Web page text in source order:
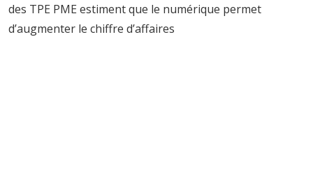
des TPE PME estiment que le numérique permet
d’augmenter le chiffre d’affaires